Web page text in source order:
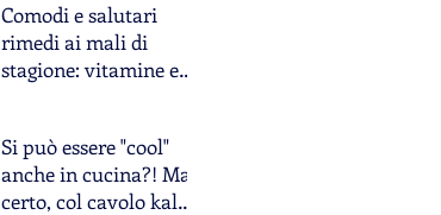
Comodi e salutari
rimedi ai mali di
stagione: vitamine e
Si può essere "cool"
anche in cucina?! Ma
certo, col cavolo kale